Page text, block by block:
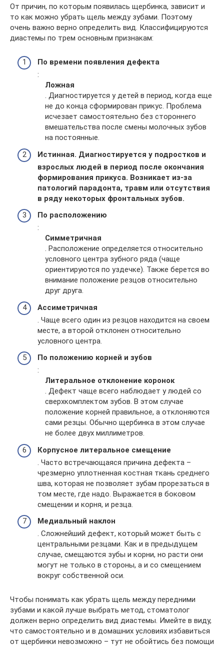
От причин, по которым появилась щербинка, зависит и
то как можно убрать щель между зубами. Поэтому
очень важно верно определить вид. Классифицируются
диастемы по трем основным признакам:
По времени появления дефекта
:
Ложная
. Диагностируется у детей в период, когда еще
не до конца сформирован прикус. Проблема
исчезает самостоятельно без стороннего
вмешательства после смены молочных зубов
на постоянные.
Истинная. Диагностируется у подростков и
взрослых людей в период после окончания
формирования прикуса. Возникает из-за
патологий парадонта, травм или отсутствия
в ряду некоторых фронтальных зубов.
По расположению
:
Симметричная
. Расположение определяется относительно
условного центра зубного ряда (чаще
ориентируются по уздечке). Также берется во
внимание положение резцов относительно
друг друга.
Ассиметричная
. Чаще всего один из резцов находится на своем
месте, а второй отклонен относительно
условного центра.
По положению корней и зубов
:
Литеральное отклонение коронок
. Дефект чаще всего наблюдает у людей со
сверхкомплектом зубов. В этом случае
положение корней правильное, а отклоняются
сами резцы. Обычно щербинка в этом случае
не более двух миллиметров.
Корпусное литеральное смещение
. Часто встречающаяся причина дефекта –
чрезмерно уплотненная костная ткань среднего
шва, которая не позволяет зубам прорезаться в
том месте, где надо. Выражается в боковом
смещении и корня, и резца.
Медиальный наклон
. Сложнейший дефект, который может быть с
центральными резцами. Как и в предыдущем
случае, смещаются зубы и корни, но расти они
могут не только в стороны, а и со смещением
вокруг собственной оси.
Чтобы понимать как убрать щель между передними
зубами и какой лучше выбрать метод, стоматолог
должен верно определить вид диастемы. Имейте в виду,
что самостоятельно и в домашних условиях избавиться
от щербинки невозможно – тут не обойтись без помощи